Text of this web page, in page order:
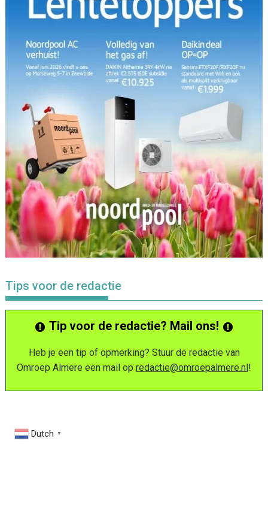
Tips voor de redactie
Tip voor de redactie? Mail ons!
Heb je een tip of opmerking? Stuur de redactie van
Omroep Almere een mail op redactie@omroepalmere.nl!
Dutch ▼